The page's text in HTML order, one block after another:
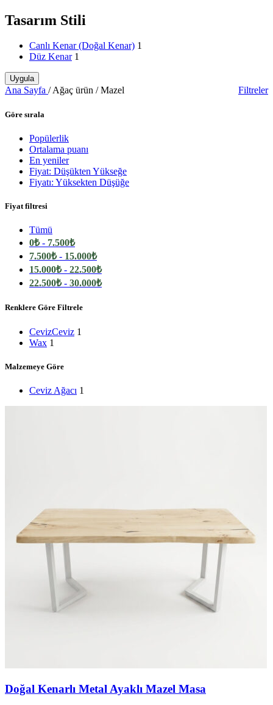
Tasarım Stili
Canlı Kenar (Doğal Kenar) 1
Düz Kenar 1
Uygula
Ana Sayfa /Ağaç ürün / Mazel Filtreler
Göre sırala
Popülerlik
Ortalama puanı
En yeniler
Fiyat: Düşükten Yükseğe
Fiyatı: Yüksekten Düşüğe
Fiyat filtresi
Tümü
0₺- 7.500₺
7.500₺- 15.000₺
15.000₺- 22.500₺
22.500₺- 30.000₺
Renklere Göre Filtrele
CevizCeviz 1
Wax 1
Malzemeye Göre
Ceviz Ağacı 1
Doğal Kenarlı Metal Ayaklı Mazel Masa